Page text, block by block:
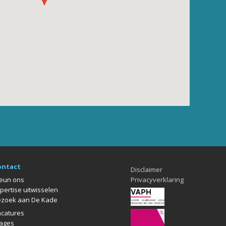
ons
uitwisselen
aan De Kade
Disclaimer
Privacyverklaring